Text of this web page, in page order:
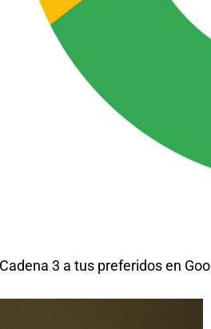
3 a tus preferidos en